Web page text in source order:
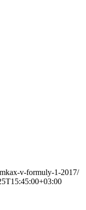
v-formuly-1-2017/